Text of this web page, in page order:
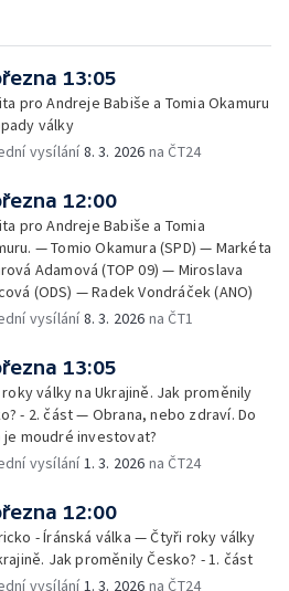
13:05
pro Andreje Babiše a Tomia Okamuru
války
vysílání8. 3. 2026 na ČT24
12:00
pro Andreje Babiše a Tomia
— Tomio Okamura (SPD) — Markéta
Adamová (TOP 09) — Miroslava
(ODS) — Radek Vondráček (ANO)
vysílání8. 3. 2026 na ČT1
13:05
války na Ukrajině. Jak proměnily
- 2. část — Obrana, nebo zdraví. Do
je moudré investovat?
vysílání 1. 3. 2026 na ČT24
12:00
- Íránská válka — Čtyři roky války
Jak proměnily Česko? - 1. část
vysílání 1. 3. 2026 na ČT24